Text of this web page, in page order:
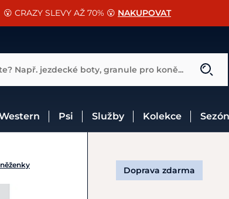
SLEVA 13% na vše od Cassini! CHCI SLEVU
😮 CRAZY SLEVY AŽ 70% 😮 NAKUPOVAT
a doplňky k vybraným sedlům ZDARMA 🐴
Např. jezdecké boty, granule pro koně...
Western Psi Služby Kolekce
Doprava zdarma